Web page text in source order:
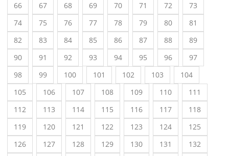
66
67 68 69 70 71 72
73
74
75 76 77 78 79 80
81
82
83 84 85 86 87 88
89
90
91 92 93 94 95 96
97
98
99 100 101 102 103
104
105
106 107 108 109 110
111
112
113 114 115 116 117
118
119
120 121 122 123 124
125
126
127 128 129 130 131
132